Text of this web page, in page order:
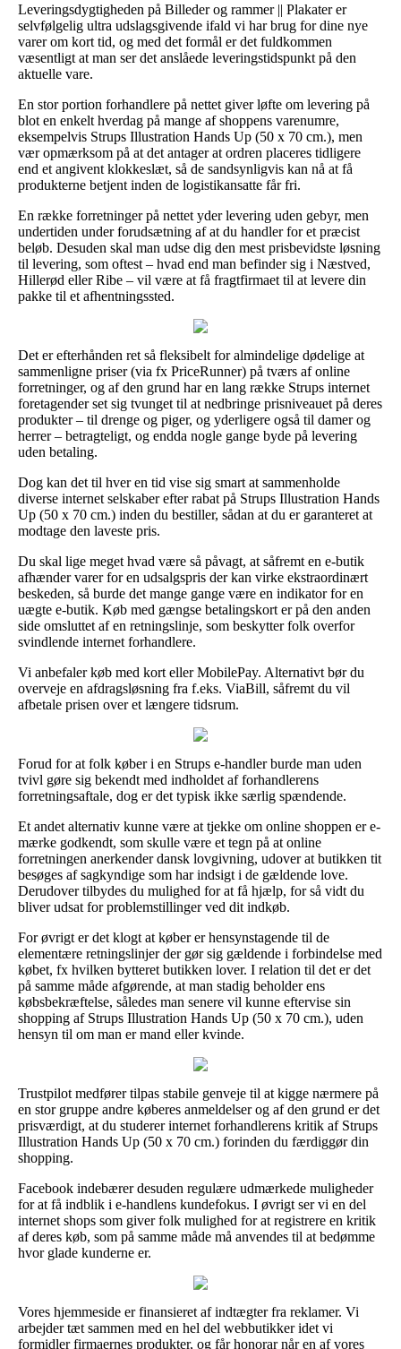
Leveringsdygtigheden på Billeder og rammer || Plakater er
selvfølgelig ultra udslagsgivende ifald vi har brug for dine nye
varer om kort tid, og med det formål er det fuldkommen
væsentligt at man ser det anslåede leveringstidspunkt på den
aktuelle vare.
En stor portion forhandlere på nettet giver løfte om levering på
blot en enkelt hverdag på mange af shoppens varenumre,
eksempelvis Strups Illustration Hands Up (50 x 70 cm.), men
vær opmærksom på at det antager at ordren placeres tidligere
end et angivent klokkeslæt, så de sandsynligvis kan nå at få
produkterne betjent inden de logistikansatte får fri.
En række forretninger på nettet yder levering uden gebyr, men
undertiden under forudsætning af at du handler for et præcist
beløb. Desuden skal man udse dig den mest prisbevidste løsning
til levering, som oftest – hvad end man befinder sig i Næstved,
Hillerød eller Ribe – vil være at få fragtfirmaet til at levere din
pakke til et afhentningssted.
Det er efterhånden ret så fleksibelt for almindelige dødelige at
sammenligne priser (via fx PriceRunner) på tværs af online
forretninger, og af den grund har en lang række Strups internet
foretagender set sig tvunget til at nedbringe prisniveauet på deres
produkter – til drenge og piger, og yderligere også til damer og
herrer – betragteligt, og endda nogle gange byde på levering
uden betaling.
Dog kan det til hver en tid vise sig smart at sammenholde
diverse internet selskaber efter rabat på Strups Illustration Hands
Up (50 x 70 cm.) inden du bestiller, sådan at du er garanteret at
modtage den laveste pris.
Du skal lige meget hvad være så påvagt, at såfremt en e-butik
afhænder varer for en udsalgspris der kan virke ekstraordinært
beskeden, så burde det mange gange være en indikator for en
uægte e-butik. Køb med gængse betalingskort er på den anden
side omsluttet af en retningslinje, som beskytter folk overfor
svindlende internet forhandlere.
Vi anbefaler køb med kort eller MobilePay. Alternativt bør du
overveje en afdragsløsning fra f.eks. ViaBill, såfremt du vil
afbetale prisen over et længere tidsrum.
Forud for at folk køber i en Strups e-handler burde man uden
tvivl gøre sig bekendt med indholdet af forhandlerens
forretningsaftale, dog er det typisk ikke særlig spændende.
Et andet alternativ kunne være at tjekke om online shoppen er e-
mærke godkendt, som skulle være et tegn på at online
forretningen anerkender dansk lovgivning, udover at butikken tit
besøges af sagkyndige som har indsigt i de gældende love.
Derudover tilbydes du mulighed for at få hjælp, for så vidt du
bliver udsat for problemstillinger ved dit indkøb.
For øvrigt er det klogt at køber er hensynstagende til de
elementære retningslinjer der gør sig gældende i forbindelse med
købet, fx hvilken bytteret butikken lover. I relation til det er det
på samme måde afgørende, at man stadig beholder ens
købsbekræftelse, således man senere vil kunne eftervise sin
shopping af Strups Illustration Hands Up (50 x 70 cm.), uden
hensyn til om man er mand eller kvinde.
Trustpilot medfører tilpas stabile genveje til at kigge nærmere på
en stor gruppe andre køberes anmeldelser og af den grund er det
prisværdigt, at du studerer internet forhandlerens kritik af Strups
Illustration Hands Up (50 x 70 cm.) forinden du færdiggør din
shopping.
Facebook indebærer desuden regulære udmærkede muligheder
for at få indblik i e-handlens kundefokus. I øvrigt ser vi en del
internet shops som giver folk mulighed for at registrere en kritik
af deres køb, som på samme måde må anvendes til at bedømme
hvor glade kunderne er.
Vores hjemmeside er finansieret af indtægter fra reklamer. Vi
arbejder tæt sammen med en hel del webbutikker idet vi
formidler firmaernes produkter, og får honorar når en af vores